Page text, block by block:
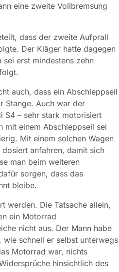
eine zweite Vollbremsung
dass der zweite Aufprall
Der Kläger hatte dagegen
erst mindestens zehn
auch, dass ein Abschleppseil
Stange. Auch war der
S4 – sehr stark motorisiert
mit einem Abschleppseil sei
Mit einem solchen Wagen
anfahren, damit sich
man beim weiteren
sorgen, dass das
bleibe.
werden. Die Tatsache allein,
ein Motorrad
nicht aus. Der Mann habe
wie schnell er selbst unterwegs
Motorrad war, nichts
hinsichtlich des